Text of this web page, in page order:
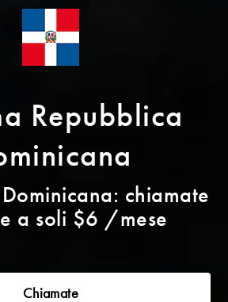
Repubblica
chiamate
a soli $6 /mese
Chiamate